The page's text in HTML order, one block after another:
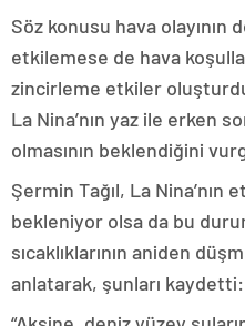
Söz konusu hava olayının
etkilemese de hava
zincirleme etkiler
La Nina’nın yaz ile erken
olmasının beklendiğini
Şermin Tağıl, La Nina’nın
bekleniyor olsa da bu
sıcaklıklarının aniden
anlatarak, şunları kaydetti: